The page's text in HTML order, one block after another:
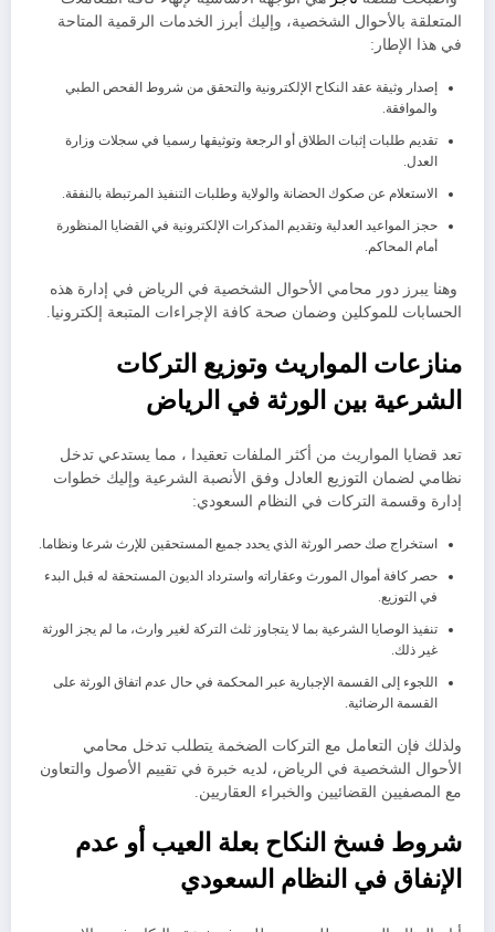
المتعلقة بالأحوال الشخصية، ​وإليك أبرز الخدمات الرقمية المتاحة
في هذا الإطار:
​إصدار وثيقة عقد النكاح الإلكترونية والتحقق من شروط الفحص الطبي
والموافقة.
​تقديم طلبات إثبات الطلاق أو الرجعة وتوثيقها رسميا في سجلات وزارة
العدل.
​الاستعلام عن صكوك الحضانة والولاية وطلبات التنفيذ المرتبطة بالنفقة.
​حجز المواعيد العدلية وتقديم المذكرات الإلكترونية في القضايا المنظورة
أمام المحاكم.
وهنا يبرز دور محامي الأحوال الشخصية في الرياض في إدارة هذه
الحسابات للموكلين وضمان صحة كافة الإجراءات المتبعة إلكترونيا.
​منازعات المواريث وتوزيع التركات
الشرعية بين الورثة في الرياض
​تعد قضايا المواريث من أكثر الملفات تعقيدا ، مما يستدعي تدخل
نظامي لضمان التوزيع العادل وفق الأنصبة الشرعية ​وإليك خطوات
إدارة وقسمة التركات في النظام السعودي:
​استخراج صك حصر الورثة الذي يحدد جميع المستحقين للإرث شرعا ونظاما.
​حصر كافة أموال المورث وعقاراته واسترداد الديون المستحقة له قبل البدء
في التوزيع.
​تنفيذ الوصايا الشرعية بما لا يتجاوز ثلث التركة لغير وارث، ما لم يجز الورثة
غير ذلك.
​اللجوء إلى القسمة الإجبارية عبر المحكمة في حال عدم اتفاق الورثة على
القسمة الرضائية.
ولذلك فإن التعامل مع التركات الضخمة يتطلب تدخل محامي
الأحوال الشخصية في الرياض، لديه خبرة في تقييم الأصول والتعاون
مع المصفيين القضائيين والخبراء العقاريين.
​شروط فسخ النكاح بعلة العيب أو عدم
الإنفاق في النظام السعودي